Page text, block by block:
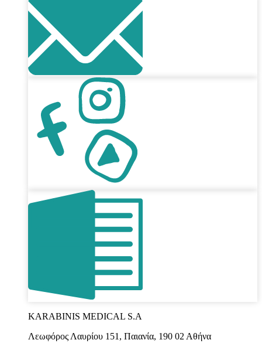
KARABINIS MEDICAL S.A
Λεωφόρος Λαυρίου 151, Παιανία, 190 02 Αθήνα